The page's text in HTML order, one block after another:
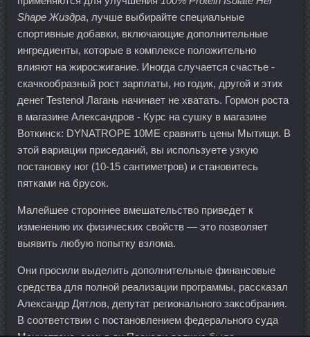
Shape Жиздра, лучше выбирайте специальные
спортивные добавки, включающие дополнительные
ингредиенты, которые в комплексе положительно
влияют на жиросжигание. Иногда случается счастье -
скачкообразный рост зарплаты, но годик, другой и этих
денег Testenol Лагань начинает не хватать. Гормон роста
в магазине Александров - Курс на сушку в магазине
Воткинск: DYNATROPE 10ME сравнить цены Мытищи. В
этой вариации приседаний, вы используете узкую
постановку ног (10-15 сантиметров) и становитесь
пятками на брусок.
Малейшее стороннее вмешательство приведет к
изменению их физических свойств — это позволяет
выявить любую попытку взлома.
Они просили выделить дополнительные финансовые
средства для полной реализации программы, рассказал
Александр Дятлов, депутат регионального заксобрания.
В соответствии с постановлением федерального суда